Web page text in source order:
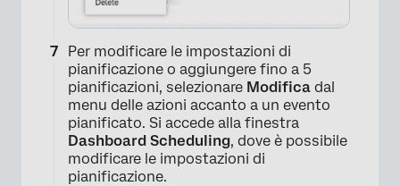
×
Per modificare le impostazioni di
pianificazione o aggiungere fino a 5
pianificazioni, selezionare Modifica dal
menu delle azioni accanto a un evento
pianificato. Si accede alla finestra
Dashboard Scheduling, dove è possibile
modificare le impostazioni di
pianificazione.